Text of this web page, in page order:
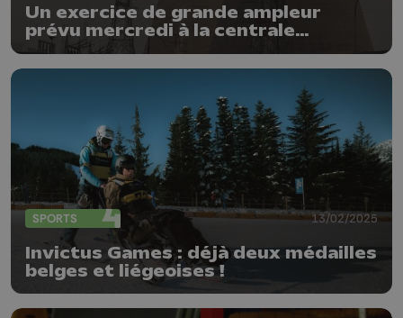
Un exercice de grande ampleur
prévu mercredi à la centrale
nucléaire de Tihange
SPORTS 13/02/2025
Invictus Games : déjà deux médailles
belges et liégeoises !